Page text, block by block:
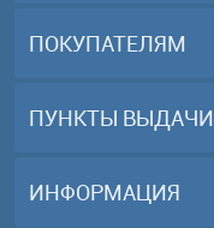
ПОКУПАТЕЛЯМ
ПУНКТЫ ВЫДАЧИ
ИНФОРМАЦИЯ